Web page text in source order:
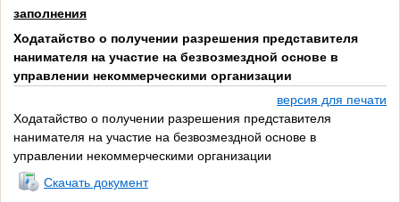
заполнения
Ходатайство о получении разрешения представителя
нанимателя на участие на безвозмездной основе в
управлении некоммерческими организации
версия для печати
Ходатайство о получении разрешения представителя
нанимателя на участие на безвозмездной основе в
управлении некоммерческими организации
Скачать документ